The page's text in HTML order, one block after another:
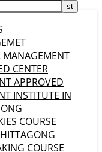
CENTER
APPROVED
INSTITUTE IN
COURSE
COURSE